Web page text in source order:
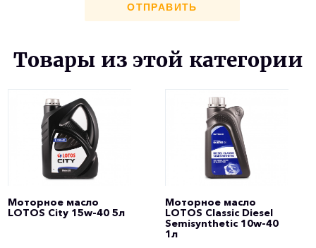
ОТПРАВИТЬ
Товары из этой категории
Моторное масло
LOTOS City 15w-40 5л
Моторное масло
LOTOS Classic Diesel
Semisynthetic 10w-40
1л